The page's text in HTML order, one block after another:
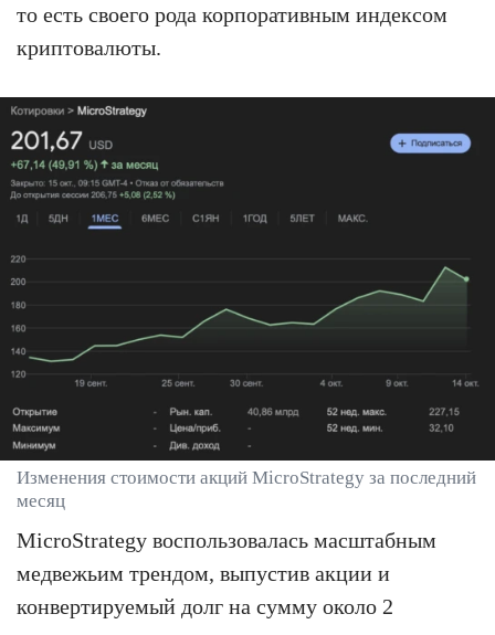
то есть своего рода корпоративным индексом
криптовалюты.
Изменения стоимости акций MicroStrategy за последний
месяц
MicroStrategy воспользовалась масштабным
медвежьим трендом, выпустив акции и
конвертируемый долг на сумму около 2